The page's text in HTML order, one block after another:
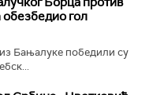
гол
Бањалуке победили су